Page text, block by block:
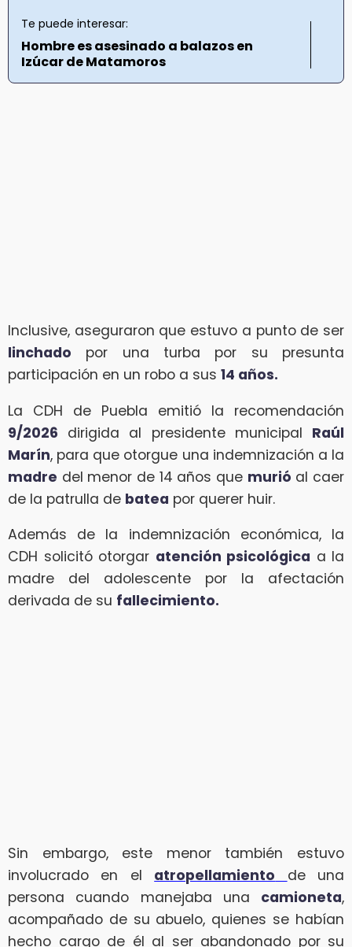
Te puede interesar:
Hombre es asesinado a balazos en
Izúcar de Matamoros
Inclusive, aseguraron que estuvo a punto de ser
linchado por una turba por su presunta
participación en un robo a sus 14 años.
La CDH de Puebla emitió la recomendación
9/2026 dirigida al presidente municipal Raúl
Marín, para que otorgue una indemnización a la
madre del menor de 14 años que murió al caer
de la patrulla de batea por querer huir.
Además de la indemnización económica, la
CDH solicitó otorgar atención psicológica a la
madre del adolescente por la afectación
derivada de su fallecimiento.
Sin embargo, este menor también estuvo
involucrado en el atropellamiento
de una
persona cuando manejaba una camioneta,
acompañado de su abuelo, quienes se habían
hecho cargo de él al ser abandonado por su